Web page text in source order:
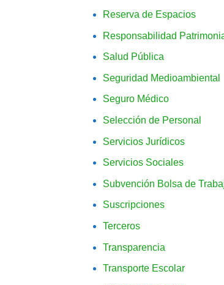
Reserva de Espacios
Responsabilidad
Salud Pública
Seguridad Medioambiental
Seguro Médico
Selección de Personal
Servicios Jurídicos
Servicios Sociales
Subvención Bolsa de
Suscripciones
Terceros
Transparencia
Transporte Escolar